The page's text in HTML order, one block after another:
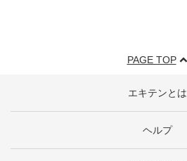
PAGE TOP
エキテンとは
ヘルプ